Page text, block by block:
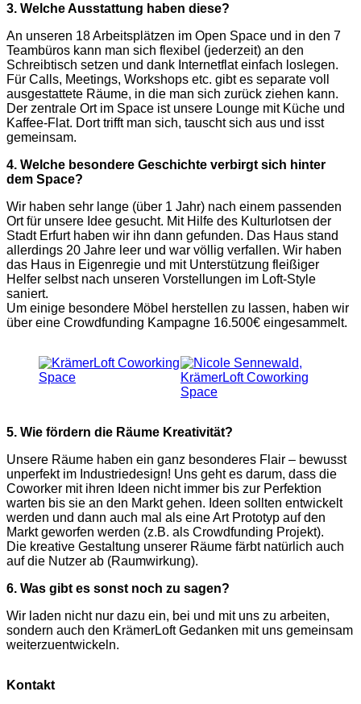
3. Welche Ausstattung haben diese?
An unseren 18 Arbeitsplätzen im Open Space und in den 7
Teambüros kann man sich flexibel (jederzeit) an den
Schreibtisch setzen und dank Internetflat einfach loslegen.
Für Calls, Meetings, Workshops etc. gibt es separate voll
ausgestattete Räume, in die man sich zurück ziehen kann.
Der zentrale Ort im Space ist unsere Lounge mit Küche und
Kaffee-Flat. Dort trifft man sich, tauscht sich aus und isst
gemeinsam.
4. Welche besondere Geschichte verbirgt sich hinter
dem Space?
Wir haben sehr lange (über 1 Jahr) nach einem passenden
Ort für unsere Idee gesucht. Mit Hilfe des Kulturlotsen der
Stadt Erfurt haben wir ihn dann gefunden. Das Haus stand
allerdings 20 Jahre leer und war völlig verfallen. Wir haben
das Haus in Eigenregie und mit Unterstützung fleißiger
Helfer selbst nach unseren Vorstellungen im Loft-Style
saniert.
Um einige besondere Möbel herstellen zu lassen, haben wir
über eine Crowdfunding Kampagne 16.500€ eingesammelt.
5. Wie fördern die Räume Kreativität?
Unsere Räume haben ein ganz besonderes Flair – bewusst
unperfekt im Industriedesign! Uns geht es darum, dass die
Coworker mit ihren Ideen nicht immer bis zur Perfektion
warten bis sie an den Markt gehen. Ideen sollten entwickelt
werden und dann auch mal als eine Art Prototyp auf den
Markt geworfen werden (z.B. als Crowdfunding Projekt).
Die kreative Gestaltung unserer Räume färbt natürlich auch
auf die Nutzer ab (Raumwirkung).
6. Was gibt es sonst noch zu sagen?
Wir laden nicht nur dazu ein, bei und mit uns zu arbeiten,
sondern auch den KrämerLoft Gedanken mit uns gemeinsam
weiterzuentwickeln.
Kontakt